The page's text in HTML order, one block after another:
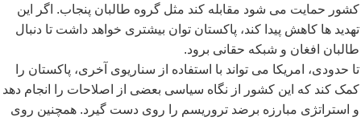
کشور حمایت می شود مقابله کند مثل گروه طالبان پنجاب. اگر این
تهدید ها کاهش پیدا کند، پاکستان توان بیشتری خواهد داشت تا دنبال
طالبان افغان و شبکه حقانی برود.
تا حدودی، امریکا می تواند با استفاده از سناریوی آخری، پاکستان را
کمک کند که این کشور از نگاه سیاسی بعضی از اصلاحات را انجام دهد
و استراتژی مبارزه برضد تروریسم را روی دست گیرد. همچنین روی